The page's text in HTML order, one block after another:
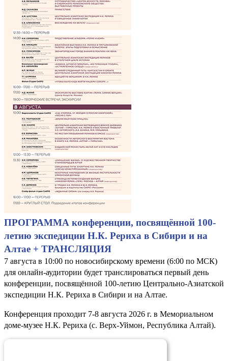
ПРОГРАММА конференции, посвящённой 100-
летию экспедиции Н.К. Рериха в Сибири и на
Алтае + ТРАНСЛЯЦИЯ
7 августа в 10:00 по новосибирскому времени (6:00 по МСК)
для онлайн-аудитории будет транслироваться первый день
конференции, посвящённой 100-летию Центрально-Азиатской
экспедиции Н.К. Рериха в Сибири и на Алтае.
Конференция проходит 7-8 августа 2026 г. в Мемориальном
доме-музее Н.К. Рериха (с. Верх-Уймон, Республика Алтай).